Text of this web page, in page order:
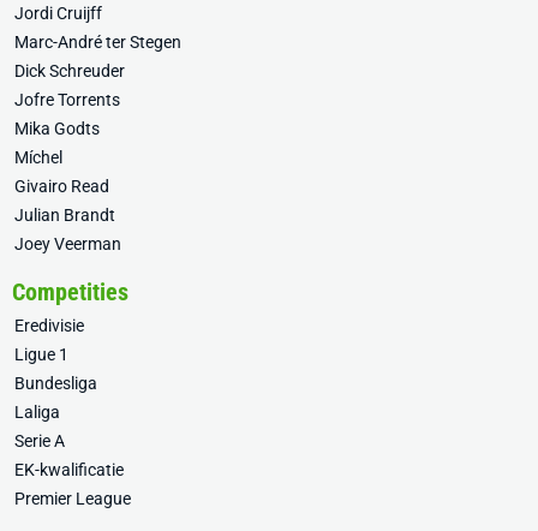
Jordi Cruijff
Marc-André ter Stegen
Dick Schreuder
Jofre Torrents
Mika Godts
Míchel
Givairo Read
Julian Brandt
Joey Veerman
Competities
Eredivisie
Ligue 1
Bundesliga
Laliga
Serie A
EK-kwalificatie
Premier League